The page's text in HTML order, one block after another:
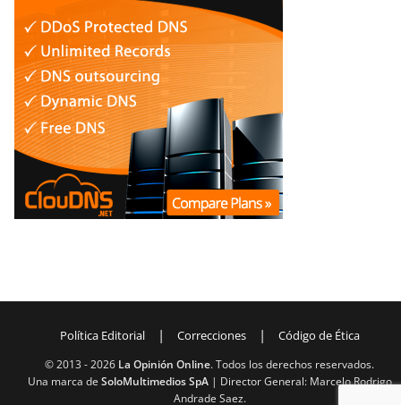
Política Editorial | Correcciones | Código de Ética
© 2013 -2026 La Opinión Online. Todos los derechos reservados.
Una marca de SoloMultimedios SpA| Director General: Marcelo Rodrigo
Andrade Saez.